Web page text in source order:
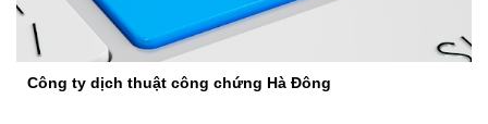
Công ty dịch thuật công chứng Hà Đông